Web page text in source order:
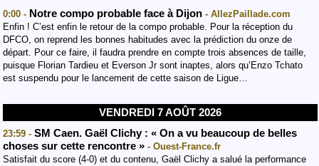
0:00 - Notre compo probable face à Dijon - AllezPaillade.com
Enfin ! C’est enfin le retour de la compo probable. Pour la réception du
DFCO, on reprend les bonnes habitudes avec la prédiction du onze de
départ. Pour ce faire, il faudra prendre en compte trois absences de taille,
puisque Florian Tardieu et Everson Jr sont inaptes, alors qu’Enzo Tchato
est suspendu pour le lancement de cette saison de Ligue…
VENDREDI 7 AOÛT 2026
23:59 - SM Caen. Gaël Clichy : « On a vu beaucoup de belles
choses sur cette rencontre » - Ouest-France.fr
Satisfait du score (4-0) et du contenu, Gaël Clichy a salué la performance